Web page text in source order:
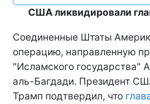
США ликвидировали
Соединенные Штаты
операцию, направленную
"Исламского государства"
аль-Багдади. Президент
Трамп подтвердил, что